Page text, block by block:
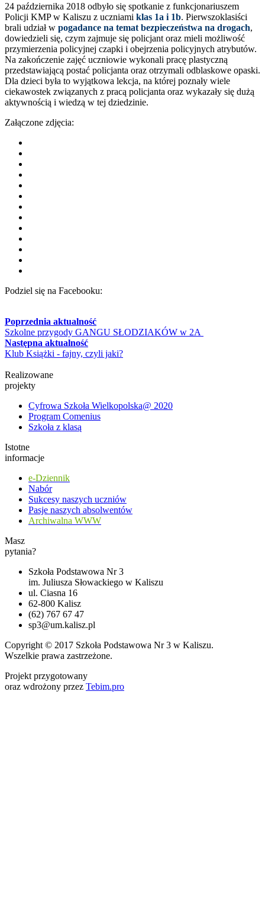
24 października 2018 odbyło się spotkanie z funkcjonariuszem
Policji KMP w Kaliszu z uczniami klas 1a i 1b. Pierwszoklasiści
brali udział w pogadance na temat bezpieczeństwa na drogach,
dowiedzieli się, czym zajmuje się policjant oraz mieli możliwość
przymierzenia policyjnej czapki i obejrzenia policyjnych atrybutów.
Na zakończenie zajęć uczniowie wykonali pracę plastyczną
przedstawiającą postać policjanta oraz otrzymali odblaskowe opaski.
Dla dzieci była to wyjątkowa lekcja, na której poznały wiele
ciekawostek związanych z pracą policjanta oraz wykazały się dużą
aktywnością i wiedzą w tej dziedzinie.
Załączone zdjęcia:
Podziel się na Facebooku:
Poprzednia aktualność
Szkolne przygody GANGU SŁODZIAKÓW w 2A
Następna aktualność
Klub Książki - fajny, czyli jaki?
Realizowane
projekty
Cyfrowa Szkoła Wielkopolska@ 2020
Program Comenius
Szkoła z klasą
Istotne
informacje
e-Dziennik
Nabór
Sukcesy naszych uczniów
Pasje naszych absolwentów
Archiwalna WWW
Masz
pytania?
Szkoła Podstawowa Nr 3
im. Juliusza Słowackiego w Kaliszu
ul. Ciasna 16
62-800 Kalisz
(62) 767 67 47
sp3@um.kalisz.pl
Copyright © 2017 Szkoła Podstawowa Nr 3 w Kaliszu.
Wszelkie prawa zastrzeżone.
Projekt przygotowany
oraz wdrożony przez Tebim.pro